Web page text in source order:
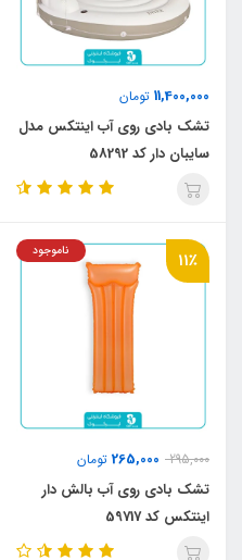
11,400,000 تومان
تشک بادی روی آب اینتکس مدل
سایبان دار کد 58292
11٪
295,000
265,000 تومان
ناموجود
تشک بادی روی آب بالش دار
اینتکس کد 59717